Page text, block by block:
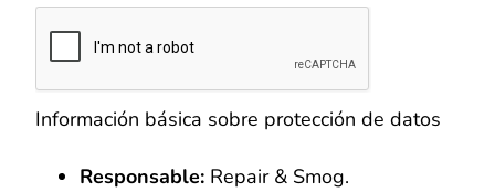
Información básica sobre protección de datos
Responsable: Repair & Smog.